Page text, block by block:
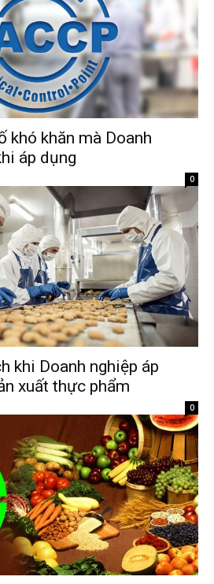
khó khăn mà Doanh
áp dụng
0
khi Doanh nghiệp áp
xuất thực phẩm
0